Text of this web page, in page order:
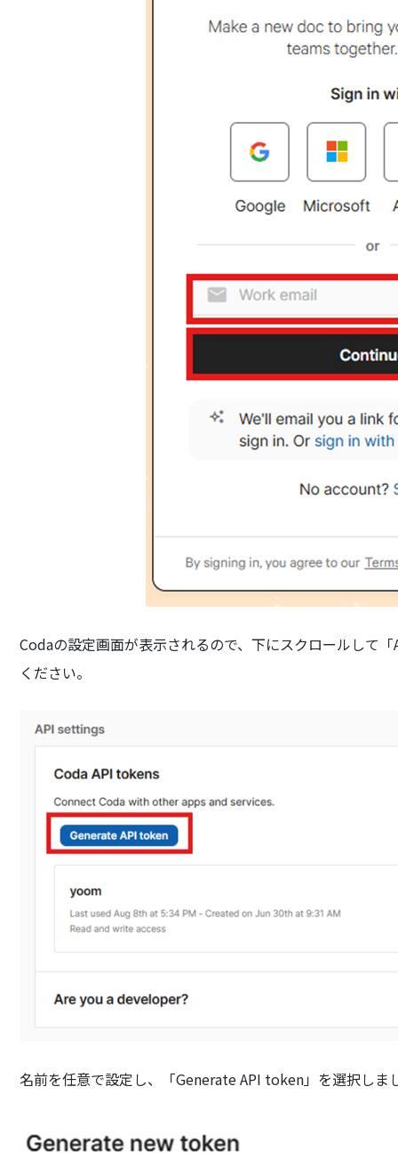
Codaの設定画面が表示されるので、下にスクロールして
ください。
名前を任意で設定し、「Generate API token」を選択しま